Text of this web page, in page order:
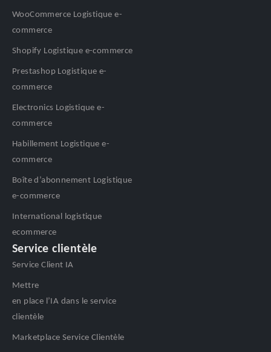
WooCommerce Logistique e-
commerce
Shopify Logistique e-commerce
Prestashop Logistique e-
commerce
Electronics Logistique e-
commerce
Habillement Logistique e-
commerce
Boîte d’abonnement Logistique
e-commerce
International logistique
ecommerce
Service clientèle
Service Client IA
Mettre
en place l’IA dans le service
clientèle
Marketplace Service Clientèle